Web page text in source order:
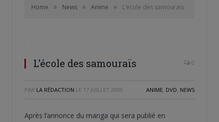
Home » News » Anime » L’école des samouraïs
L’école des samouraïs 0
PAR LA RÉDACTION LE 17 JUILLET 2009 ANIME, DVD, NEWS
Après l’annonce du manga qui sera publié en